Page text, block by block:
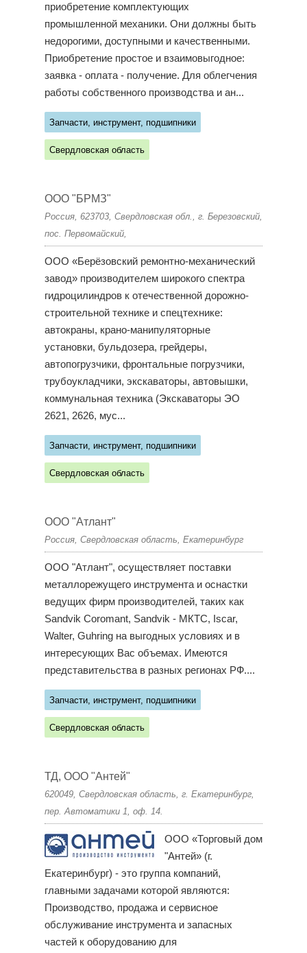
приобретение комплектующих
промышленной механики. Они должны быть
недорогими, доступными и качественными.
Приобретение простое и взаимовыгодное:
заявка - оплата - получение. Для облегчения
работы собственного производства и ан...
Запчасти, инструмент, подшипники
Свердловская область
ООО "БРМЗ"
Россия, 623703, Свердловская обл., г. Березовский,
пос. Первомайский,
ООО «Берёзовский ремонтно-механический
завод» производителем широкого спектра
гидроцилиндров к отечественной дорожно-
строительной технике и спецтехнике:
автокраны, крано-манипуляторные
установки, бульдозера, грейдеры,
автопогрузчики, фронтальные погрузчики,
трубоукладчики, экскаваторы, автовышки,
коммунальная техника (Экскаваторы ЭО
2621, 2626, мус...
Запчасти, инструмент, подшипники
Свердловская область
ООО "Атлант"
Россия, Свердловская область, Екатеринбург
ООО "Атлант", осуществляет поставки
металлорежущего инструмента и оснастки
ведущих фирм производителей, таких как
Sandvik Coromant, Sandvik - МКТС, Iscar,
Walter, Guhring на выгодных условиях и в
интересующих Вас объемах. Имеются
представительства в разных регионах РФ....
Запчасти, инструмент, подшипники
Свердловская область
ТД, ООО "Антей"
620049, Свердловская область, г. Екатеринбург,
пер. Автоматики 1, оф. 14.
ООО «Торговый дом
"Антей» (г.
Екатеринбург) - это группа компаний,
главными задачами которой являются:
Производство, продажа и сервисное
обслуживание инструмента и запасных
частей к оборудованию для